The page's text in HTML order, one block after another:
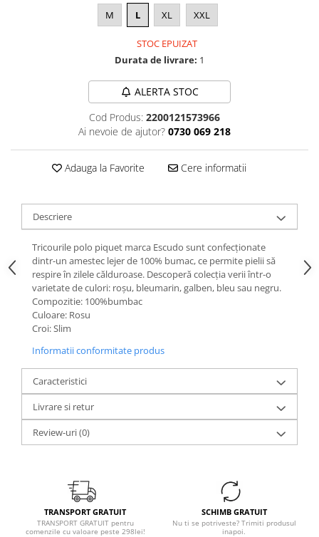
M L XL XXL
STOC EPUIZAT
Durata de livrare: 1
ALERTA STOC
Cod Produs: 2200121573966
Ai nevoie de ajutor? 0730 069 218
Adauga la Favorite Cere informatii
Descriere
Tricourile polo piquet marca Escudo sunt confecționate
dintr-un amestec lejer de 100% bumac, ce permite pielii să
respire în zilele călduroase. Descoperă colecția verii într-o
varietate de culori: roșu, bleumarin, galben, bleu sau negru.
Compozitie: 100%bumbac
Culoare: Rosu
Croi: Slim
Informatii conformitate produs
Caracteristici
Livrare si retur
Review-uri(0)
TRANSPORT GRATUIT
TRANSPORT GRATUIT pentru
comenzile cu valoare peste 298lei!
SCHIMB GRATUIT
Nu ti se potriveste? Trimiti produsul
inapoi.